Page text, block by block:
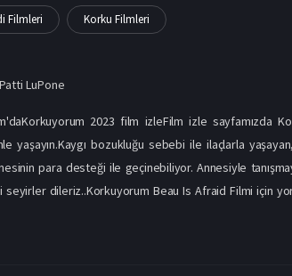
Filmleri Korku Filmleri
Patti LuPone
2023 film izleFilm izle sayfamızda
yaşayın.Kaygı bozukluğu sebebi ile ilaçlarla
para desteği ile geçinebiliyor. Annesiyle
seyirler dileriz..Korkuyorum Beau Is Afraid Filmi için